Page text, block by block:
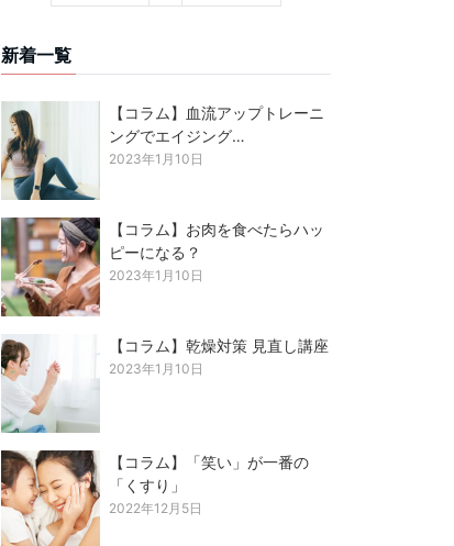
新着一覧
【コラム】血流アップトレーニ
ングでエイジング…
2023年1月10日
【コラム】お肉を食べたらハッ
ピーになる？
2023年1月10日
【コラム】乾燥対策 見直し講座
2023年1月10日
【コラム】「笑い」が一番の
「くすり」
2022年12月5日